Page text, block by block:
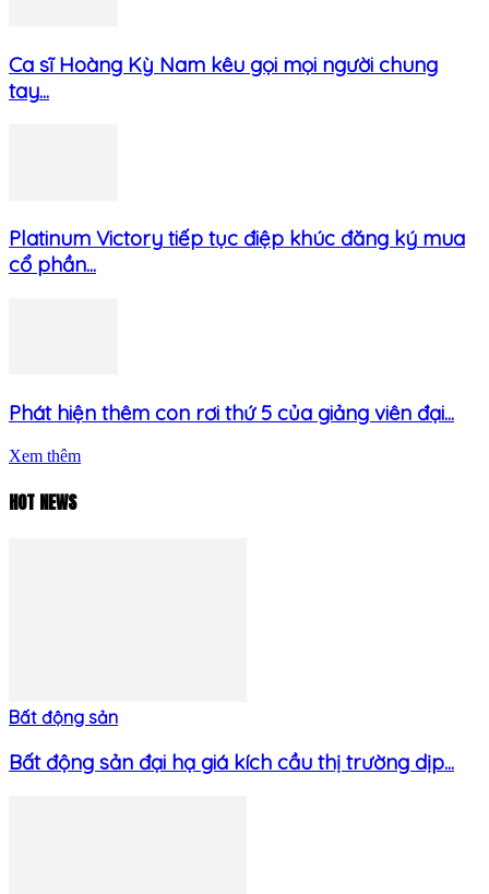
Ca sĩ Hoàng Kỳ Nam kêu gọi mọi người chung
tay...
Platinum Victory tiếp tục điệp khúc đăng ký mua
cổ phần...
Phát hiện thêm con rơi thứ 5 của giảng viên đại...
Xem thêm
HOT NEWS
Bất động sản
Bất động sản đại hạ giá kích cầu thị trường dịp...